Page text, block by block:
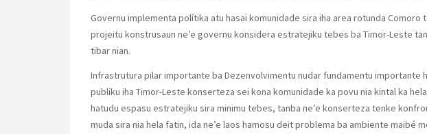
Governu implementa polítika atu hasai komunidade sira iha area rotunda
projeitu konstrusaun ne’e governu konsidera estratejiku tebes ba Timor-Leste
tibar nian.
Infrastrutura pilar importante ba Dezenvolvimentu nudar fundamentu
publiku iha Timor-Leste konserteza sei kona komunidade ka povu nia kintal ka
hatudu espasu estratejiku sira minimu tebes, tanba ne’e konserteza tenke
muda sira nia hela fatin, ida ne’e laos hamosu deit problema ba ambiente